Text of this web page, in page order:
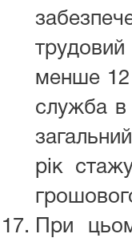
менше 12
служба в
рік
При